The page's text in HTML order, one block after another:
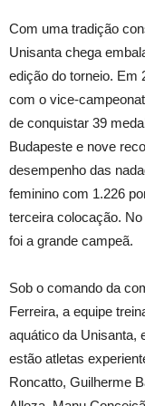
Com uma tradição
Unisanta chega
edição do torneio. Em
com o vice-
de conquistar 39
Budapeste e nove
desempenho das
feminino com 1.226
terceira colocação.
foi a grande campeã.
Sob o comando da
Ferreira, a equipe
aquático da Unisanta,
estão atletas
Roncatto, Guilherme